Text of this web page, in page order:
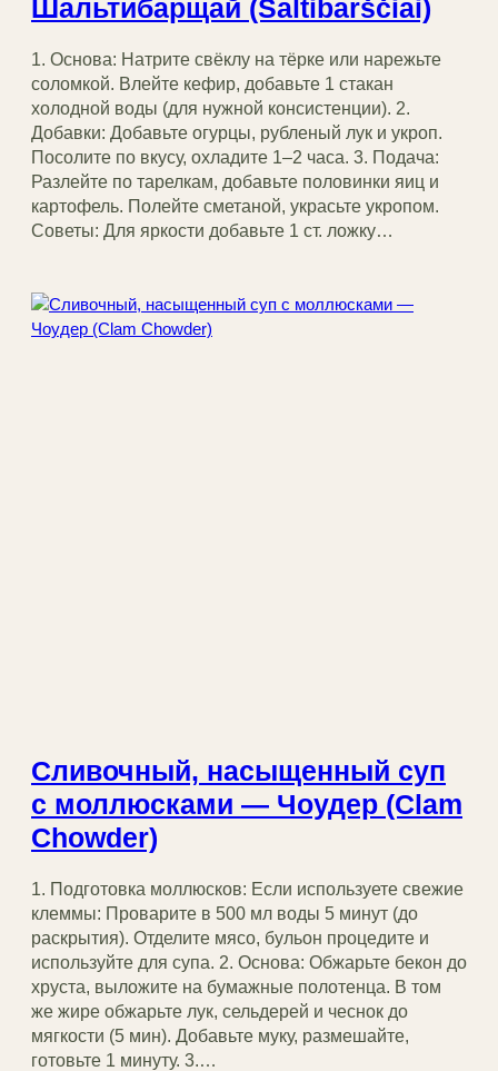
Шальтибарщай (Šaltibarščiai)
1. Основа: Натрите свёклу на тёрке или нарежьте
соломкой. Влейте кефир, добавьте 1 стакан
холодной воды (для нужной консистенции). 2.
Добавки: Добавьте огурцы, рубленый лук и укроп.
Посолите по вкусу, охладите 1–2 часа. 3. Подача:
Разлейте по тарелкам, добавьте половинки яиц и
картофель. Полейте сметаной, украсьте укропом.
Советы: Для яркости добавьте 1 ст. ложку…
Сливочный, насыщенный суп
с моллюсками — Чоудер (Clam
Chowder)
1. Подготовка моллюсков: Если используете свежие
клеммы: Проварите в 500 мл воды 5 минут (до
раскрытия). Отделите мясо, бульон процедите и
используйте для супа. 2. Основа: Обжарьте бекон до
хруста, выложите на бумажные полотенца. В том
же жире обжарьте лук, сельдерей и чеснок до
мягкости (5 мин). Добавьте муку, размешайте,
готовьте 1 минуту. 3.…